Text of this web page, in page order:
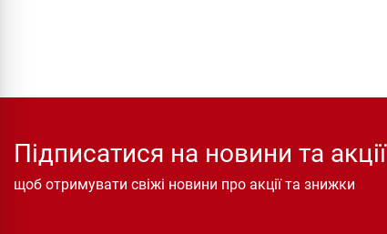
Підписатися на новини та акції
щоб отримувати свіжі новини про акції та знижки